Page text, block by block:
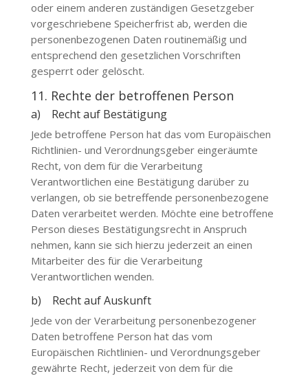
oder einem anderen zuständigen Gesetzgeber
vorgeschriebene Speicherfrist ab, werden die
personenbezogenen Daten routinemäßig und
entsprechend den gesetzlichen Vorschriften
gesperrt oder gelöscht.
11. Rechte der betroffenen Person
a) Recht auf Bestätigung
Jede betroffene Person hat das vom Europäischen
Richtlinien- und Verordnungsgeber eingeräumte
Recht, von dem für die Verarbeitung
Verantwortlichen eine Bestätigung darüber zu
verlangen, ob sie betreffende personenbezogene
Daten verarbeitet werden. Möchte eine betroffene
Person dieses Bestätigungsrecht in Anspruch
nehmen, kann sie sich hierzu jederzeit an einen
Mitarbeiter des für die Verarbeitung
Verantwortlichen wenden.
b) Recht auf Auskunft
Jede von der Verarbeitung personenbezogener
Daten betroffene Person hat das vom
Europäischen Richtlinien- und Verordnungsgeber
gewährte Recht, jederzeit von dem für die